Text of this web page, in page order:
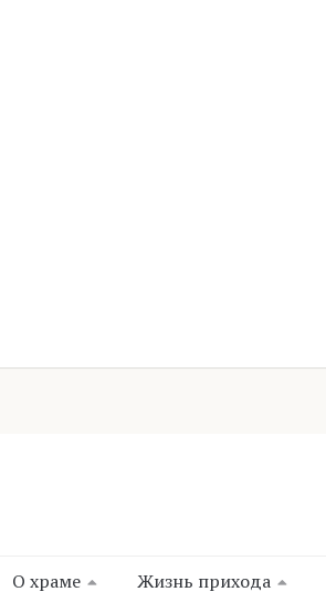
О храме Жизнь прихода